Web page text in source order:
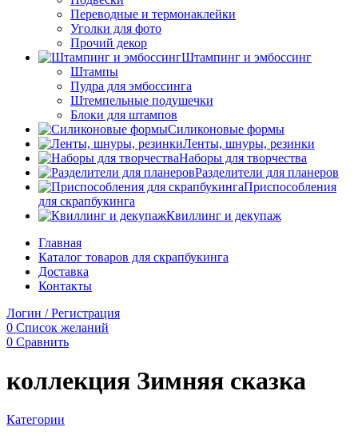
Переводные и термонаклейки
Уголки для фото
Прочий декор
Штампинг и эмбоссинг
Штампы
Пудра для эмбоссинга
Штемпельные подушечки
Блоки для штампов
Силиконовые формы
Ленты, шнуры, резинки
Наборы для творчества
Разделители для планеров
Приспособления
для скрапбукинга
Квиллинг и декупаж
Главная
Каталог товаров для скрапбукинга
Доставка
Контакты
Логин / Регистрация
0 Список желаний
0 Сравнить
коллекция Зимняя сказка
Категории